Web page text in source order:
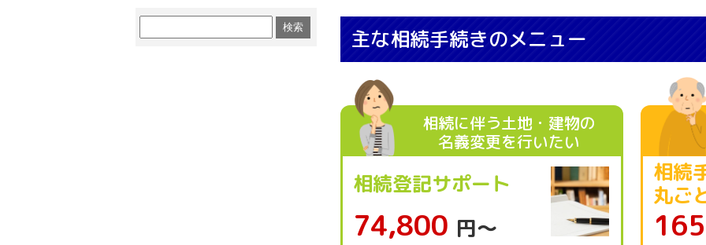
主な相続手続きのメニュー
相続に伴う土地・建物の
名義変更を行いたい
相続登記サポート
74,800 円〜
相続
丸ご